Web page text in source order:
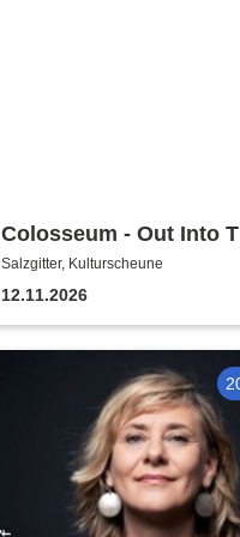
Colosseum - Out Into
Fields
Salzgitter, Kulturscheune
12.11.2026